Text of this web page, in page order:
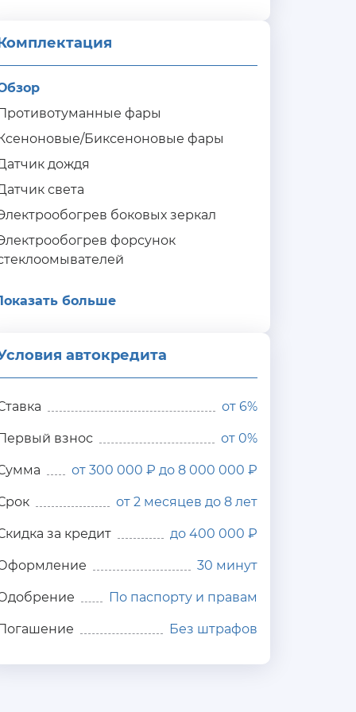
фары
Биксеноновые фары
дождя
света
боковых зеркал
форсунок
больше
автокредита
от 6%
взнос от 0%
от 300 000 ₽ до 8 000 000 ₽
от 2 месяцев до 8 лет
за кредит до 400 000 ₽
30 минут
По паспорту и правам
Без штрафов